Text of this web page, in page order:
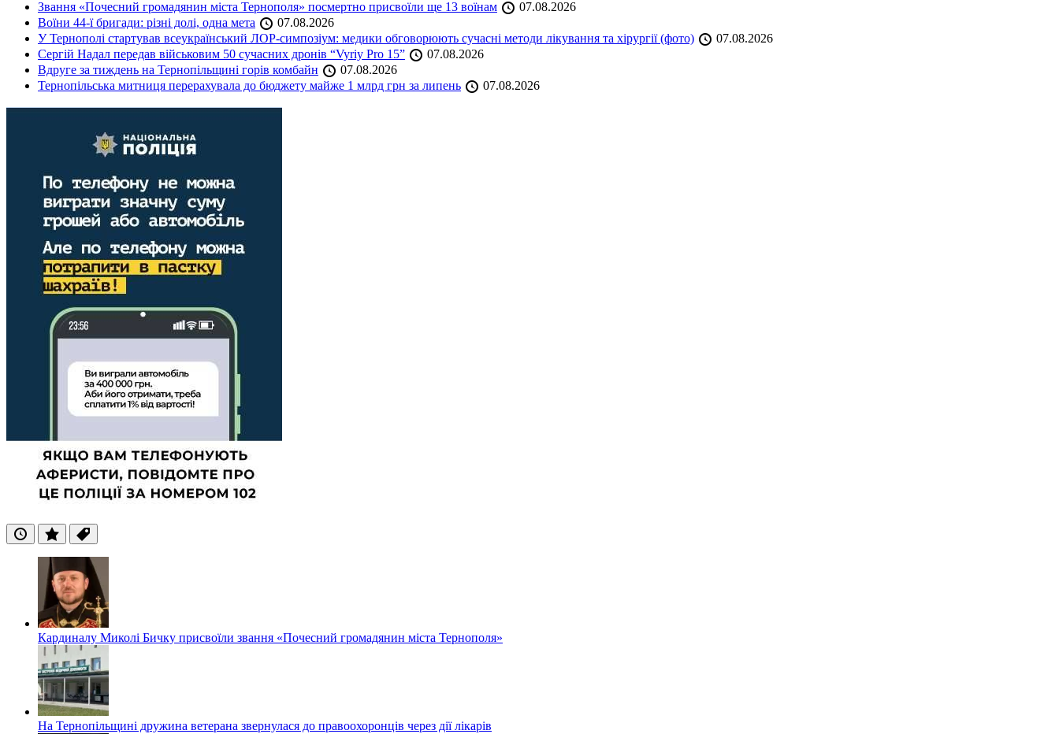
Звання «Почесний громадянин міста Тернополя» посмертно присвоїли ще 13 воїнам
07.08.2026
Воїни 44-ї бригади: різні долі, одна мета
07.08.2026
У Тернополі стартував всеукраїнський ЛОР-симпозіум: медики обговорюють сучасні методи лікування та хірургії (фото)
07.08.2026
Сергій Надал передав військовим 50 сучасних дронів “Vyriy Pro 15”
07.08.2026
Вдруге за тиждень на Тернопільщині горів комбайн
07.08.2026
Тернопільська митниця перерахувала до бюджету майже 1 млрд грн за липень
07.08.2026
ОстанніПопулярні
Теги
Кардиналу Миколі Бичку присвоїли звання «Почесний громадянин міста Тернополя»
На Тернопільщині дружина ветерана звернулася до правоохоронців через дії лікарів